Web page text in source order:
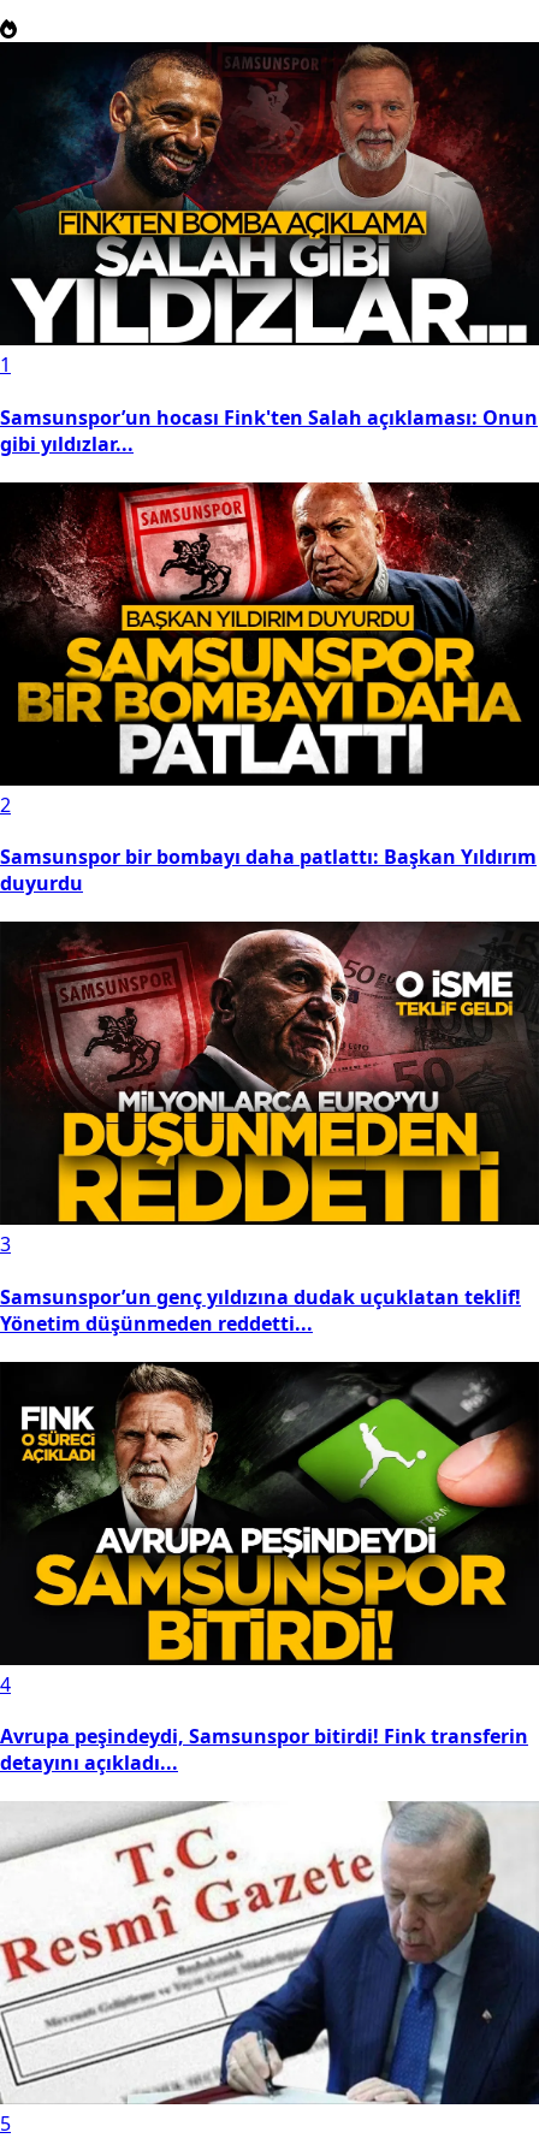
1
Samsunspor’un hocası Fink'ten Salah açıklaması: Onun
gibi yıldızlar...
2
Samsunspor bir bombayı daha patlattı: Başkan Yıldırım
duyurdu
3
Samsunspor’un genç yıldızına dudak uçuklatan teklif!
Yönetim düşünmeden reddetti...
4
Avrupa peşindeydi, Samsunspor bitirdi! Fink transferin
detayını açıkladı...
5